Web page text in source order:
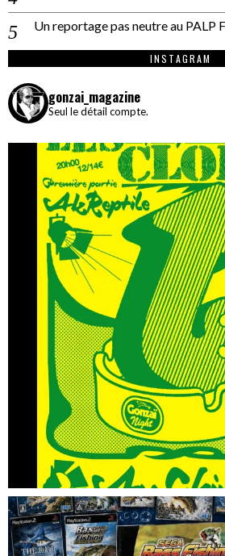
Un reportage pas neutre au PALP
INSTAGRAM
gonzai_magazine
Seul le détail compte.